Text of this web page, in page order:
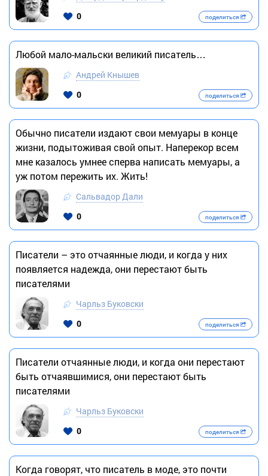
0
поделиться
Любой мало-мальски великий писатель…
Андрей Кнышев
0
поделиться
Обычно писатели издают свои мемуары в конце
жизни, подытоживая свой опыт. Наперекор всем
мне казалось умнее сперва написать мемуары, а
уж потом пережить их. Жить!
Сальвадор Дали
0
поделиться
Писатели – это отчаянные люди, и когда у них
появляется надежда, они перестают быть
писателями
Чарльз Буковски
0
поделиться
Писатели отчаянные люди, и когда они перестают
быть отчаявшимися, они перестают быть
писателями
Чарльз Буковски
0
поделиться
Когда говорят, что писатель в моде, это почти